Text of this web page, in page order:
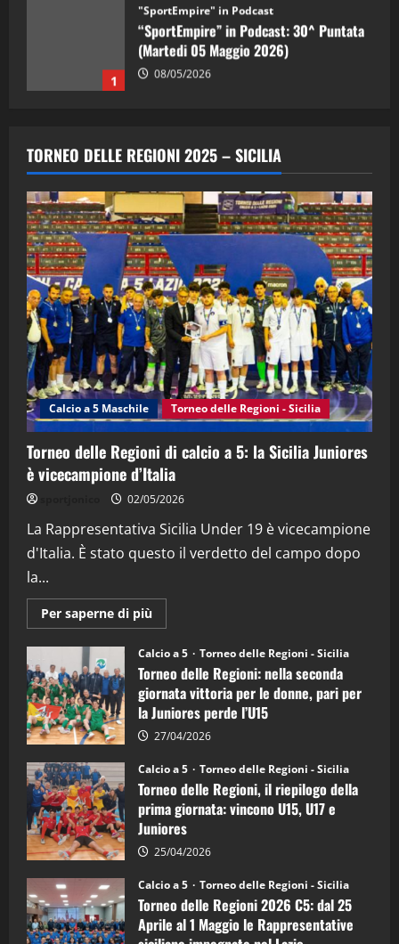
1
"SportEmpire" in Podcast
“SportEmpire” in Podcast: 30^ Puntata
(Martedi 05 Maggio 2026)
08/05/2026
2
“SportEmpire” in Podcast: 29^ Puntata
(Martedi 28 Aprile 2026)
28/04/2026
3
"SportEmpire" in Podcast
“SportEmpire” in Podcast: 28^ Puntata
(Martedi 21 Aprile 2026)
21/04/2026
4
"SportEmpire" in Podcast Sport News
“SportEmpire” in Podcast: 27^ Puntata
(Martedi 14 Aprile 2026)
15/04/2026
"SportEmpire" in Podcast
“SportEmpire” in Podcast: 26^ Puntata
08/04/2026
TORNEO DELLE REGIONI 2025 – SICILIA
Calcio a 5 Maschile Torneo delle Regioni - Sicilia
Torneo delle Regioni di calcio a 5: la Sicilia Juniores
è vicecampione d’Italia
02/05/2026
La Rappresentativa Sicilia Under 19 è vicecampione
d'Italia. È stato questo il verdetto del campo dopo
la...
Per saperne di più
informazioni
Torneo
delle
Regioni
di
calcio
a
5:
la
Juniores
è
vicecampione
d’Italia
Calcio a 5 Torneo delle Regioni - Sicilia
Torneo delle Regioni: nella seconda
giornata vittoria per le donne, pari per
la Juniores perde l’U15
27/04/2026
Calcio a 5 Torneo delle Regioni - Sicilia
Torneo delle Regioni, il riepilogo della
prima giornata: vincono U15, U17 e
Juniores
25/04/2026
Calcio a 5 Torneo delle Regioni - Sicilia
Torneo delle Regioni 2026 C5: dal 25
Aprile al 1 Maggio le Rappresentative